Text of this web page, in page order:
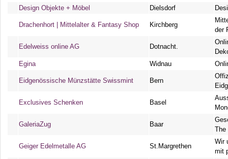
Design Objekte + Möbel
Dielsdorf
Drachenhort | Mittelalter & Fantasy Shop Kirchberg
der
Edelweiss online AG Dotnacht.
Egina
Widnau
Eidgenössische Münzstätte Swissmint Bern
Exclusives Schenken Basel
GaleriaZug Baar
The
Geiger Edelmetalle AG St.Margrethen
Wir
mit